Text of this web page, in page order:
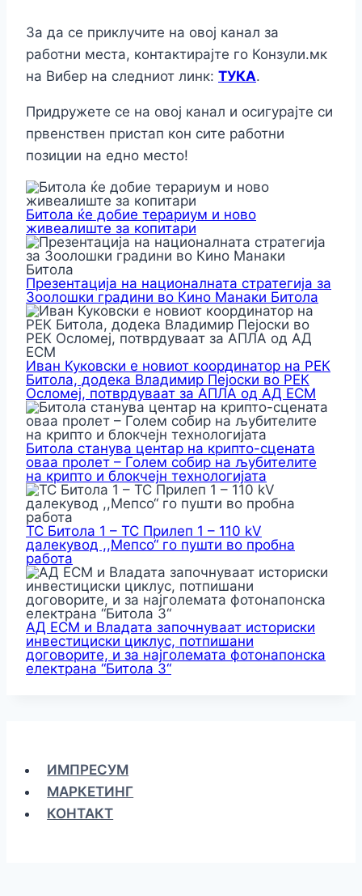
За да се приклучите на овој канал за
работни места, контактирајте го Конзули.мк
на Вибер на следниот линк: ТУКА.
Придружете се на овој канал и осигурајте си
првенствен пристап кон сите работни
позиции на едно место!
Битола ќе добие терариум и ново
живеалиште за копитари
Презентација на националната стратегија за
Зоолошки градини во Кино Манаки Битола
Иван Куковски е новиот координатор на РЕК
Битола, додека Владимир Пејоски во РЕК
Осломеј, потврдуваат за АПЛА од АД ЕСМ
Битола станува центар на крипто-сцената
оваа пролет – Голем собир на љубителите
на крипто и блокчејн технологијата
ТС Битола 1 – ТС Прилеп 1 – 110 kV
далекувод ,,Мепсо“ го пушти во пробна
работа
АД ЕСМ и Владата започнуваат историски
инвестициски циклус, потпишани
договорите, и за најголемата фотонапонска
електрана “Битола 3“
ИМПРЕСУМ
МАРКЕТИНГ
КОНТАКТ